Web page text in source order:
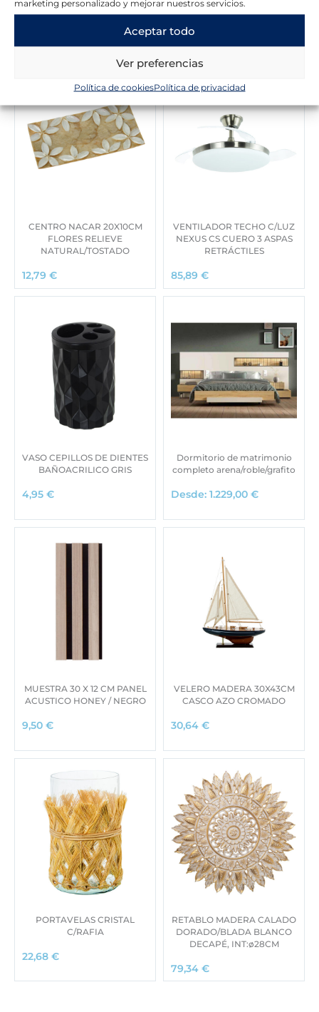
marketing personalizado y mejorar nuestros servicios.
Aceptar todo
Ver preferencias
Política de cookiesPolítica de privacidad
Novedades en la tienda
CENTRO NACAR 20X10CM
FLORES RELIEVE
NATURAL/TOSTADO
12,79 €
VENTILADOR TECHO C/LUZ
NEXUS CS CUERO 3 ASPAS
RETRÁCTILES
85,89 €
VASO CEPILLOS DE DIENTES
BAÑOACRILICO GRIS
4,95 €
Dormitorio de matrimonio
completo arena/roble/grafito
Desde: 1.229,00 €
MUESTRA 30 X 12 CM PANEL
ACUSTICO HONEY / NEGRO
9,50 €
VELERO MADERA 30X43CM
CASCO AZO CROMADO
30,64 €
PORTAVELAS CRISTAL
C/RAFIA
22,68 €
RETABLO MADERA CALADO
DORADO/BLADA BLANCO
DECAPÉ, INT:ø28CM
79,34 €